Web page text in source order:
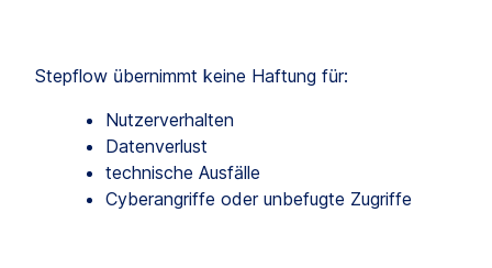
Stepflow übernimmt keine Haftung für:
Nutzerverhalten
Datenverlust
technische Ausfälle
Cyberangriffe oder unbefugte Zugriffe